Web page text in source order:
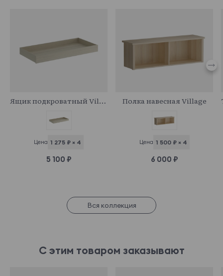
Ящик подкроватный Village
Цена 1 275 ₽ × 4
5 100 ₽
Полка навесная Village
Цена 1 500 ₽ × 4
6 000 ₽
Вся коллекция
С этим товаром заказывают